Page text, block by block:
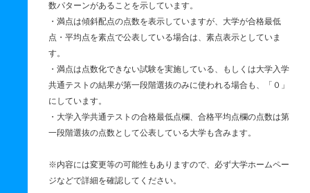
数パターンがあることを示しています。
・満点は傾斜配点の点数を表示していますが、大学が合格最低
点・平均点を素点で公表している場合は、素点表示としていま
す。
・満点は点数化できない試験を実施している、もしくは大学入学
共通テストの結果が第一段階選抜のみに使われる場合も、「０」
にしています。
・大学入学共通テストの合格最低点欄、合格平均点欄の点数は第
一段階選抜の点数として公表している大学も含みます。
※内容には変更等の可能性もありますので、必ず大学ホームペー
ジなどで詳細を確認してください。